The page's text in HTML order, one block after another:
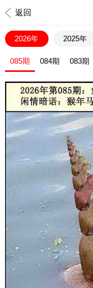
返回
2026年 2025年
085期 084期 083期